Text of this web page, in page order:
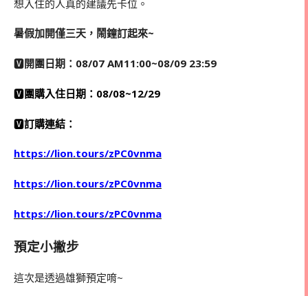
想入住的人真的建議先卡位。
暑假加開僅三天，鬧鐘訂起來~
🆅開團日期：08/07 AM11:00~08/09 23:59
🆅團購入住日期：08/08~12/29
🆅訂購連結：
https://lion.tours/zPC0vnma
https://lion.tours/zPC0vnma
https://lion.tours/zPC0vnma
預定小撇步
這次是透過雄獅預定唷~